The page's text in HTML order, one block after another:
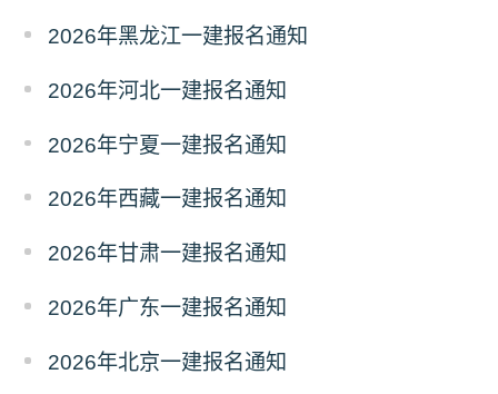
2026年黑龙江一建报名通知
2026年河北一建报名通知
2026年宁夏一建报名通知
2026年西藏一建报名通知
2026年甘肃一建报名通知
2026年广东一建报名通知
2026年北京一建报名通知